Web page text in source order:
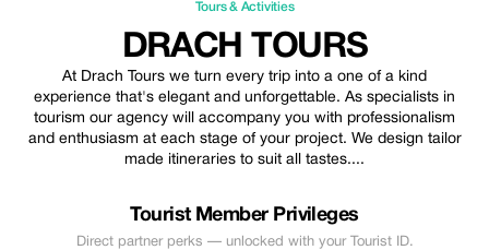
Tours & Activities
DRACH TOURS
At Drach Tours we turn every trip into a one of a kind
experience that's elegant and unforgettable. As specialists in
tourism our agency will accompany you with professionalism
and enthusiasm at each stage of your project. We design tailor
made itineraries to suit all tastes....
Tourist Member Privileges
Direct partner perks — unlocked with your Tourist ID.